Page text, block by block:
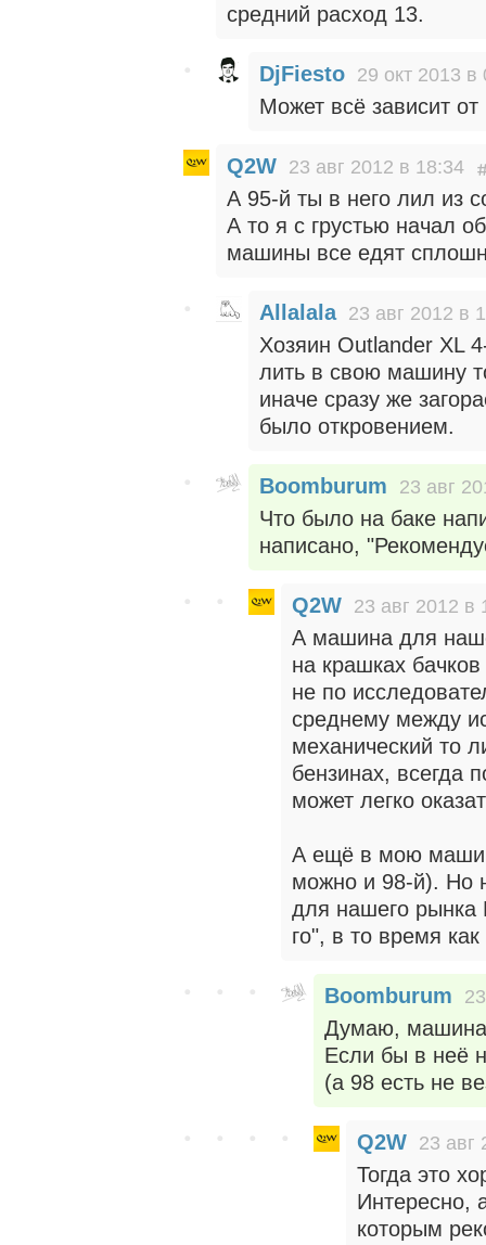
средний расход 13.
DjFiesto 29 окт 2013 в
Может всё зависит от
Q2W 23 авг 2012 в 18:34
А 95-й ты в него лил из
А то я с грустью начал
машины все едят
Allalala 23 авг 2012 в
Хозяин Outlander XL
лить в свою машину
иначе сразу же
было откровением.
Boomburum 23 авг
Что было на баке
написано,
Q2W 23 авг 2012 в
А машина для
на крашках
не по
среднему между
механический то
бензинах, всегда
может легко
А ещё в мою
можно и 98-й). Но
для нашего рынка
го", в то время
Boomburum
Думаю, машина
Если бы в неё
(а 98 есть не
Q2W 23 авг
Тогда это
Интересно,
которым